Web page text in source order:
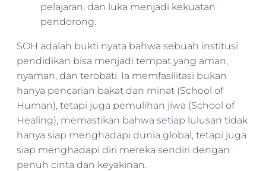
pelajaran, dan luka menjadi kekuatan
pendorong.
SOH adalah bukti nyata bahwa sebuah institusi
pendidikan bisa menjadi tempat yang aman,
nyaman, dan terobati. Ia memfasilitasi bukan
hanya pencarian bakat dan minat (School of
Human), tetapi juga pemulihan jiwa (School of
Healing), memastikan bahwa setiap lulusan tidak
hanya siap menghadapi dunia global, tetapi juga
siap menghadapi diri mereka sendiri dengan
penuh cinta dan keyakinan.